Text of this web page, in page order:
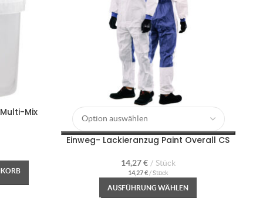
Mix
Einweg- Lackieranzug Paint Overall CS
14,27€ Stück
14,27€/Stück
AUSFÜHRUNG WÄHLEN